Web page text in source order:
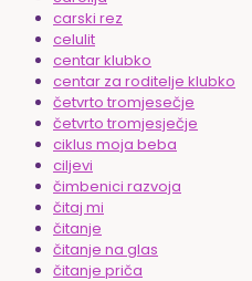
carski rez
celulit
centar klubko
centar za roditelje klubko
četvrto tromjesečje
četvrto tromjesječje
ciklus moja beba
ciljevi
čimbenici razvoja
čitaj mi
čitanje
čitanje na glas
čitanje priča